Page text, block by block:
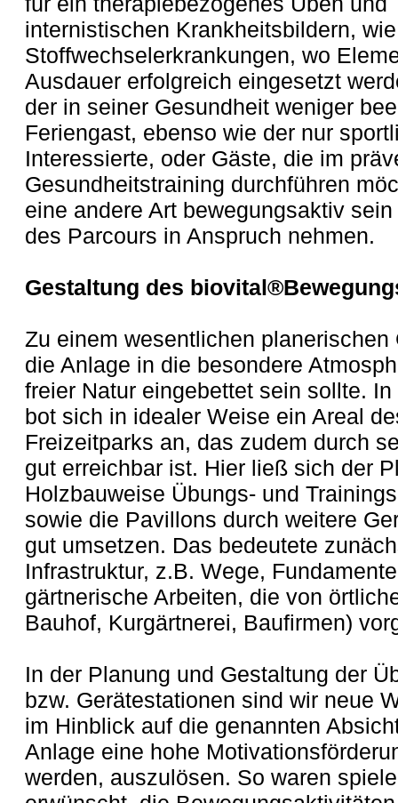
internistischen Krankheitsbildern,
Stoffwechselerkrankungen, wo
Ausdauer erfolgreich eingesetzt
der in seiner Gesundheit weniger
Feriengast, ebenso wie der nur
Interessierte, oder Gäste, die im
Gesundheitstraining durchführen
eine andere Art bewegungsaktiv
des Parcours in Anspruch nehmen.
Gestaltung des
Zu einem wesentlichen
die Anlage in die besondere
freier Natur eingebettet sein sollte.
bot sich in idealer Weise ein Areal
Freizeitparks an, das zudem durch
gut erreichbar ist. Hier ließ sich der
Holzbauweise Übungs- und
sowie die Pavillons durch weitere
gut umsetzen. Das bedeutete
Infrastruktur, z.B. Wege,
gärtnerische Arbeiten, die von
Bauhof, Kurgärtnerei, Baufirmen)
In der Planung und Gestaltung der
bzw. Gerätestationen sind wir neue
im Hinblick auf die genannten
Anlage eine hohe
werden, auszulösen. So waren